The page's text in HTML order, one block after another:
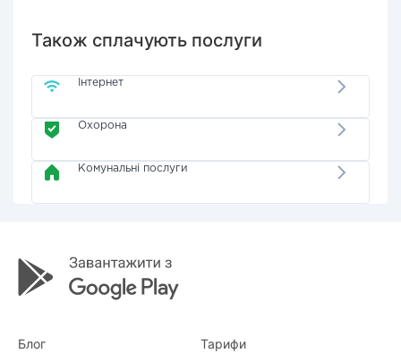
Також сплачують послуги
Інтернет
Охорона
Комунальні послуги
Блог Тарифи